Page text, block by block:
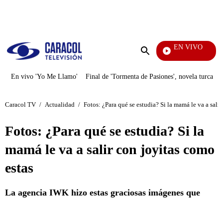
Enviar
EN VIVO
Día A
En vivo 'Yo Me Llamo' Final de 'Tormenta de Pasiones', novela turca
Caracol TV / Actualidad / Fotos: ¿Para qué se estudia? Si la mamá le va a
Fotos: ¿Para qué se estudia? Si la
mamá le va a salir con joyitas como
estas
La agencia IWK hizo estas graciosas imágenes que